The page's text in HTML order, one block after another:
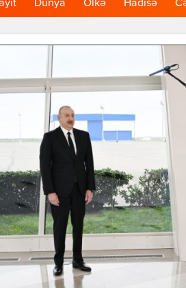
Dünya Ölkə Hadisə